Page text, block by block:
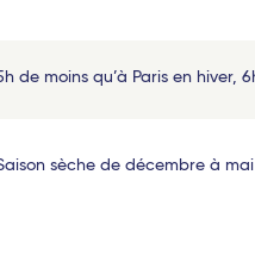
de moins qu’à Paris en hiver,
sèche de décembre à mai